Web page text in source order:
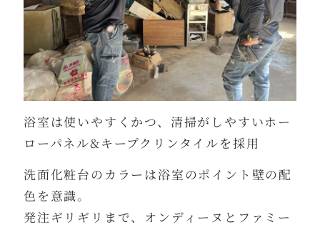
浴室は使いやすくかつ、清掃がしやすいホー
ローパネル&キープクリンタイルを採用
洗面化粧台のカラーは浴室のポイント壁の配
色を意識。
発注ギリギリまで、オンディーヌとファミー